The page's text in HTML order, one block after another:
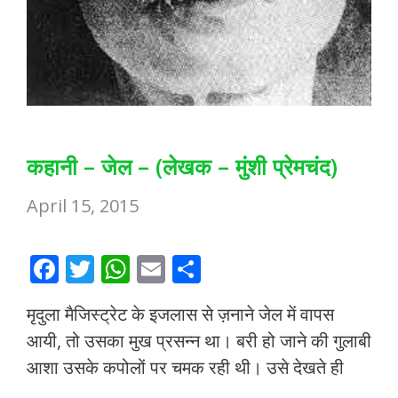
कहानी – जेल – (लेखक – मुंशी प्रेमचंद)
April 15, 2015
F
ac
e
b
o
T
w
itt
er
W
h
at
s
A
E
ai
l
h
ar
e
मृदुला मैजिस्ट्रेट के इजलास से ज़नाने जेल में वापस
आयी, तो उसका मुख प्रसन्न था। बरी हो जाने की गुलाबी
आशा उसके कपोलों पर चमक रही थी। उसे देखते ही